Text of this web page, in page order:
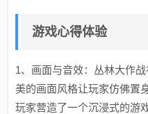
游戏心得体验
1、画面与音效：丛林大作
美的画面风格让玩家仿佛置
玩家营造了一个沉浸式的游